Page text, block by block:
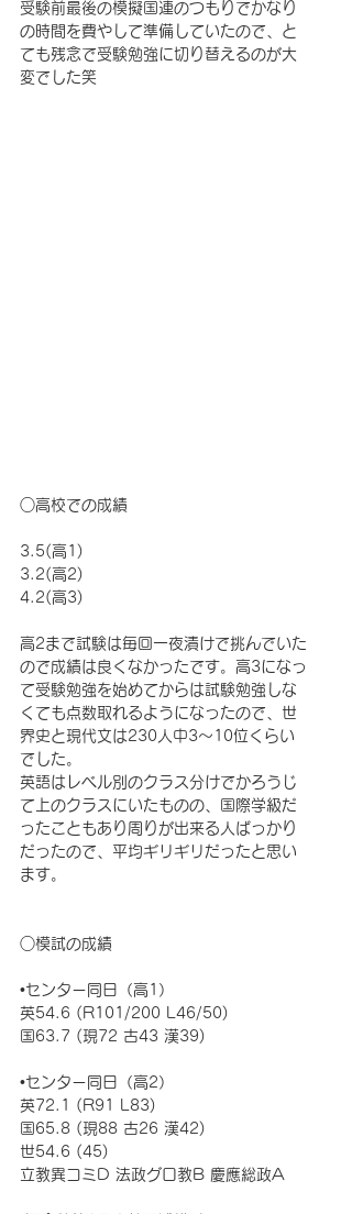
受験前最後の模擬国連のつもりでかなり
の時間を費やして準備していたので、と
ても残念で受験勉強に切り替えるのが大
変でした笑
○高校での成績
3.5(高1)
3.2(高2)
4.2(高3)
高2まで試験は毎回一夜漬けで挑んでいた
ので成績は良くなかったです。高3になっ
て受験勉強を始めてからは試験勉強しな
くても点数取れるようになったので、世
界史と現代文は230人中3〜10位くらい
でした。
英語はレベル別のクラス分けでかろうじ
て上のクラスにいたものの、国際学級だ
ったこともあり周りが出来る人ばっかり
だったので、平均ギリギリだったと思い
ます。
○模試の成績
•センター同日（高1）
英54.6 (R101/200 L46/50)
国63.7 (現72 古43 漢39)
•センター同日（高2）
英72.1 (R91 L83)
国65.8 (現88 古26 漢42)
世54.6 (45)
立教異コミD 法政グロ教B 慶應総政A